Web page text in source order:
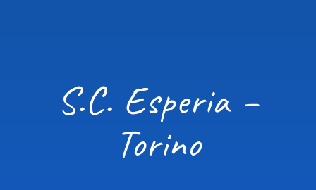
S.C. Esperia –
Torino